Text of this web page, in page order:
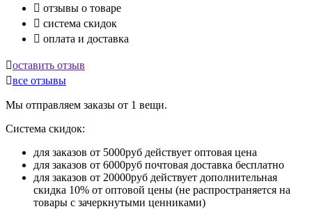
 отзывы о товаре
 система скидок
 оплата и доставка
оставить отзыв
все отзывы
Мы отправляем заказы от 1 вещи.
Система скидок:
для заказов от 5000руб действует оптовая цена
для заказов от 6000руб почтовая доставка бесплатно
для заказов от 20000руб действует дополнительная
скидка 10% от оптовой цены (не распространяется на
товары с зачеркнутыми ценниками)